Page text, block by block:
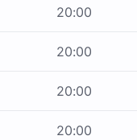
20:00
20:00
20:00
20:00